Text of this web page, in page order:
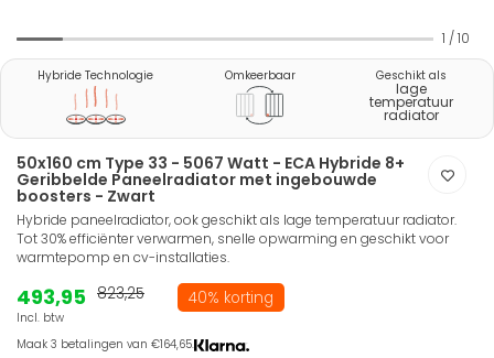
1 / 10
Hybride Technologie Omkeerbaar Geschikt als
lage
temperatuur
radiator
50x160 cm Type 33 - 5067 Watt - ECA Hybride 8+
Geribbelde Paneelradiator met ingebouwde
boosters - Zwart
Hybride paneelradiator, ook geschikt als lage temperatuur radiator.
Tot 30% efficiënter verwarmen, snelle opwarming en geschikt voor
warmtepomp en cv-installaties.
493,95
Incl. btw
823,25 40% korting
Maak 3 betalingen van €164,65.